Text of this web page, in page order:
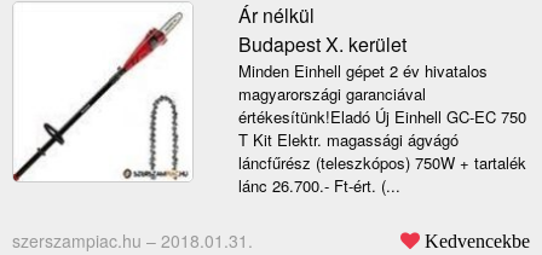
Ár nélkül
Budapest X. kerület
Minden Einhell gépet 2 év hivatalos
magyarországi garanciával
értékesítünk!Eladó Új Einhell GC-EC 750
T Kit Elektr. magassági ágvágó
láncfűrész (teleszkópos) 750W + tartalék
lánc 26.700.- Ft-ért. (...
szerszampiac.hu – 2018.01.31. Kedvencekbe